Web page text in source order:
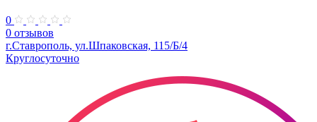
0
0 отзывов
г.Ставрополь, ул.Шпаковская, 115/Б/4
Круглосуточно